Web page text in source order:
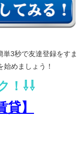
単3秒で友達登録をすま
めましょう！
！⇩⇩
】